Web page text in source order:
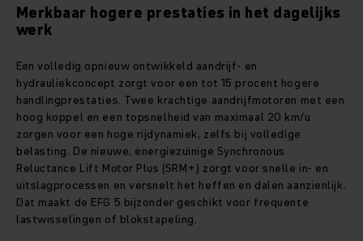
Merkbaar hogere prestaties in het dagelijks
werk
Een volledig opnieuw ontwikkeld aandrijf- en
hydrauliekconcept zorgt voor een tot 15 procent hogere
handlingprestaties. Twee krachtige aandrijfmotoren met een
hoog koppel en een topsnelheid van maximaal 20 km/u
zorgen voor een hoge rijdynamiek, zelfs bij volledige
belasting. De nieuwe, energiezuinige Synchronous
Reluctance Lift Motor Plus (SRM+) zorgt voor snelle in‑ en
uitslagprocessen en versnelt het heffen en dalen aanzienlijk.
Dat maakt de EFG 5 bijzonder geschikt voor frequente
lastwisselingen of blokstapeling.